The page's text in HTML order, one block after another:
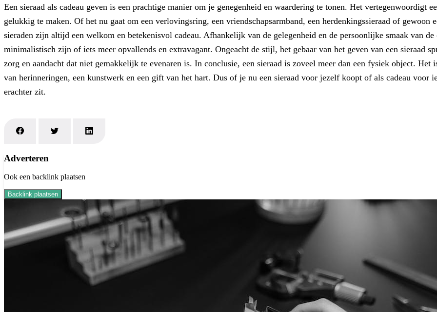
Een sieraad als cadeau geven is een prachtige manier om je genegenheid en waardering te tonen. Het vertegenwoordigt
gelukkig te maken. Of het nu gaat om een verlovingsring, een vriendschapsarmband, een herdenkingssieraad of gewoon
sieraden zijn altijd een welkom en betekenisvol cadeau. Afhankelijk van de gelegenheid en de persoonlijke smaak van
minimalistisch zijn of iets meer opvallends en extravagant. Ongeacht de stijl, het gebaar van het geven van een sieraad
zorg en aandacht dat niet gemakkelijk te evenaren is. In conclusie, een sieraad is zoveel meer dan een fysiek object.
van herinneringen, een kunstwerk en een gift van het hart. Dus of je nu een sieraad voor jezelf koopt of als cadeau voor
erachter zit.
Adverteren
Ook een backlink plaatsen
Backlink plaatsen